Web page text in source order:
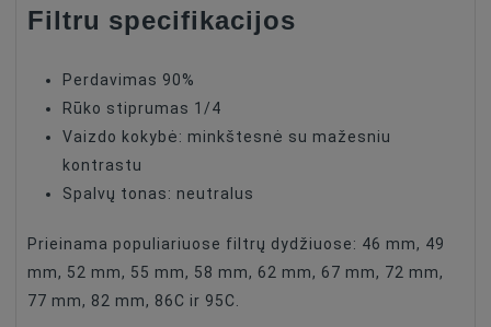
Filtru specifikacijos
Perdavimas 90%
Rūko stiprumas 1/4
Vaizdo kokybė: minkštesnė su mažesniu
kontrastu
Spalvų tonas: neutralus
Prieinama populiariuose filtrų dydžiuose: 46 mm, 49
mm, 52 mm, 55 mm, 58 mm, 62 mm, 67 mm, 72 mm,
77 mm, 82 mm, 86C ir 95C.